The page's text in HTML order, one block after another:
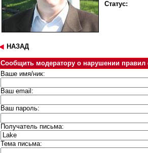
Статус:
НАЗАД
Сообщить модератору о нарушении
Ваше имя/ник:
Ваш email:
Ваш пароль:
Получатель письма:
Тема письма: